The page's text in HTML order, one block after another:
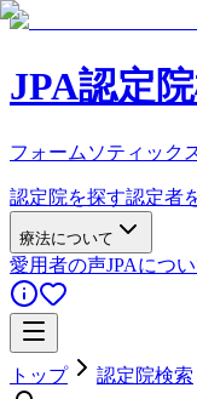
JPA認定
フォームソティック
認定院を探す認定者
療法について
愛用者の声JPAにつ
トップ 認定院検索